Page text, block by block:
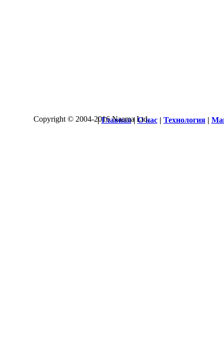
|Главная|О нас| Технология|
Copyright © 2004-2016 Naama Ltd.